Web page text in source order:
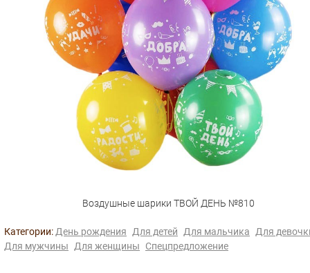
Воздушные шарики ТВОЙ ДЕНЬ №810
Категории: День рождения Для детей Для мальчика
Для
Для мужчины
Для женщины Спецпредложение